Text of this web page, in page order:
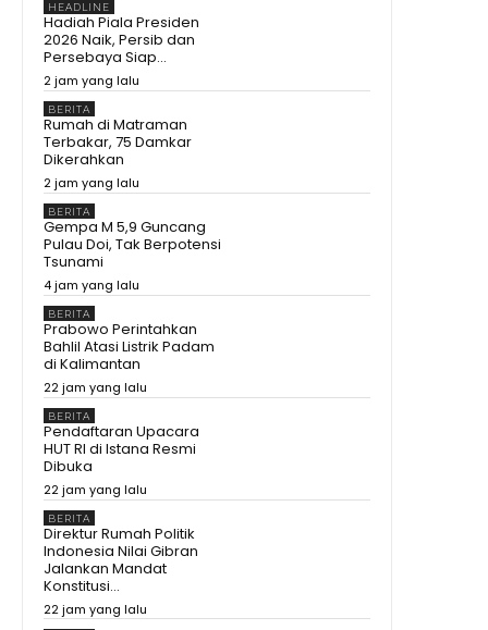
HEADLINE
Hadiah Piala Presiden
2026 Naik, Persib dan
Persebaya Siap...
2 jam yang lalu
BERITA
Rumah di Matraman
Terbakar, 75 Damkar
Dikerahkan
2 jam yang lalu
BERITA
Gempa M 5,9 Guncang
Pulau Doi, Tak Berpotensi
Tsunami
4 jam yang lalu
BERITA
Prabowo Perintahkan
Bahlil Atasi Listrik Padam
di Kalimantan
22 jam yang lalu
BERITA
Pendaftaran Upacara
HUT RI di Istana Resmi
Dibuka
22 jam yang lalu
BERITA
Direktur Rumah Politik
Indonesia Nilai Gibran
Jalankan Mandat
Konstitusi...
22 jam yang lalu